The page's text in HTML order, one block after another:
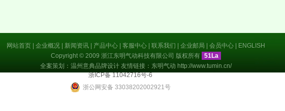
网站首页| 企业概况| 新闻资讯| 产品中心| 客服中心| 联系我们 企业邮局 会员中心|
ENGLISH
Copyright © 2009 浙江东明气动科技有限公司 版权所有 51La
全案策划：温州意典品牌设计 友情链接： 东明气动 http://www.tumin.cn/
浙ICP备 11042716号-6
浙公网安备 33038202002921号